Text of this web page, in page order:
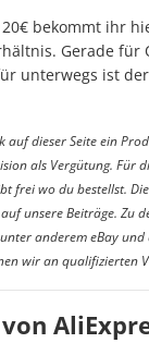
bekommt ihr
Gerade für
unterwegs ist
auf dieser Seite ein
als Vergütung. Für
frei wo du bestellst.
unsere Beiträge. Zu
anderem eBay und
wir an qualifizierten